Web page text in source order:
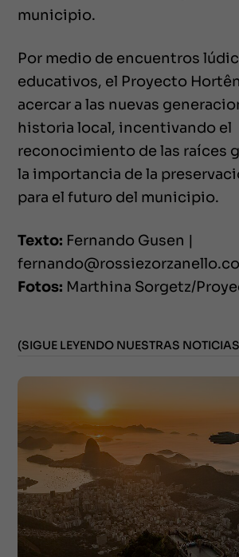
municipio.
Por medio de encuentros
educativos, el Proyecto
acercar a las nuevas
historia local, incentivando el
reconocimiento de las raíces
la importancia de la
para el futuro del municipio.
Texto: Fernando Gusen |
Fotos: Marthina Sorgetz/
(SIGUE LEYENDO NUESTRAS